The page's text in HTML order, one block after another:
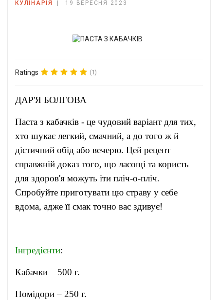
КУЛІНАРІЯ 19 ВЕРЕСНЯ 2023
Ratings (1)
ДАР'Я БОЛГОВА
Паста з кабачків - це чудовий варіант для тих,
хто шукає легкий, смачний, а до того ж й
дієтичний обід або вечерю. Цей рецепт
справжній доказ того, що ласощі та користь
для здоров'я можуть іти пліч-о-пліч.
Спробуйте приготувати цю страву у себе
вдома, адже її смак точно вас здивує!
Інгредієнти:
Кабачки – 500 г.
Помідори – 250 г.